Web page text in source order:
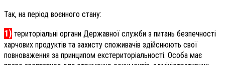
Так, на період воєнного стану:
1) територіальні органи Державної служби з питань безпечності
харчових продуктів та захисту споживачів здійснюють свої
повноваження за принципом екстериторіальності. Особа має